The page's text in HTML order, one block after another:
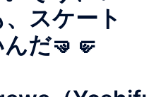
スケート
だ🤜🤛